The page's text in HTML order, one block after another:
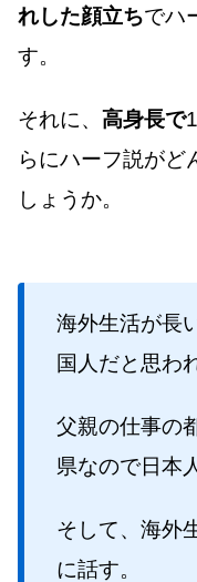
れした顔立ちでハ
す。
それに、 高身長で
らにハーフ説がど
しょうか。
海外生活が長
国人だと思わ
父親の仕事の
県なので日本
そして、海外
に話す。